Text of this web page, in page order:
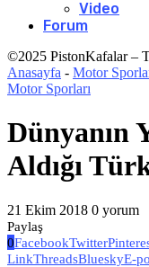
Video
Forum
©2025 PistonKafalar –
Anasayfa - Motor
Motor Sporları
Dünyanın
Aldığı
21 Ekim 2018 0 yorum
Paylaş
0FacebookTwitter
LinkThreadsBlueskyE-